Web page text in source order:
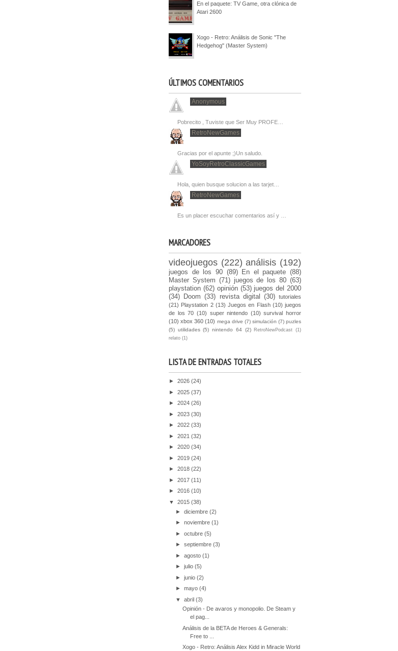
En el paquete: TV Game, otra clónica de
Atari 2600
Xogo - Retro: Análisis de Sonic "The
Hedgehog" (Master System)
ÚLTIMOS COMENTARIOS
Anonymous
Pobrecito , Tuviste que Ser Muy PROFE…
RetroNewGames
Gracias por el apunte ;)Un saludo.
YoSoyRetroClassicGames
Hola, quien busque solucion a las tarjet…
RetroNewGames
Es un placer escuchar comentarios así y …
MARCADORES
videojuegos (222) análisis (192)
juegos de los 90 (89) En el paquete (88)
Master System (71) juegos de los 80 (63)
playstation (62) opinión (53) juegos del 2000
(34) Doom (33) revista digital (30) tutoriales
(21) Playstation 2 (13) Juegos en Flash (10) juegos
de los 70 (10) super nintendo (10) survival horror
(10) xbox 360 (10) mega drive (7) simulación (7) puzles
(5) utilidades (5) nintendo 64 (2) RetroNewPodcast
(1)
relato (1)
LISTA DE ENTRADAS TOTALES
► 2026 (24)
► 2025 (37)
► 2024 (26)
► 2023 (30)
► 2022 (33)
► 2021 (32)
► 2020 (34)
► 2019 (24)
► 2018 (22)
► 2017 (11)
► 2016 (10)
▼ 2015 (38)
►diciembre(2)
►noviembre(1)
►octubre(5)
►septiembre(3)
►agosto(1)
►julio(5)
►junio(2)
►mayo(4)
▼abril(3)
Opinión - De avaros y monopolio. De Steam y
el pag...
Análisis de la BETA de Heroes & Generals:
Free to ...
Xogo - Retro: Análisis Alex Kidd in Miracle World